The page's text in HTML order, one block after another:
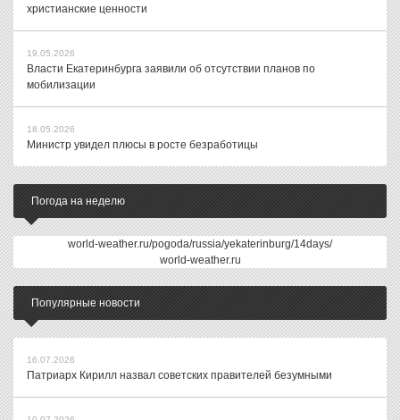
христианские ценности
19.05.2026
Власти Екатеринбурга заявили об отсутствии планов по
мобилизации
18.05.2026
Министр увидел плюсы в росте безработицы
Погода на неделю
world-weather.ru/pogoda/russia/yekaterinburg/14days/
world-weather.ru
Популярные новости
16.07.2026
Патриарх Кирилл назвал советских правителей безумными